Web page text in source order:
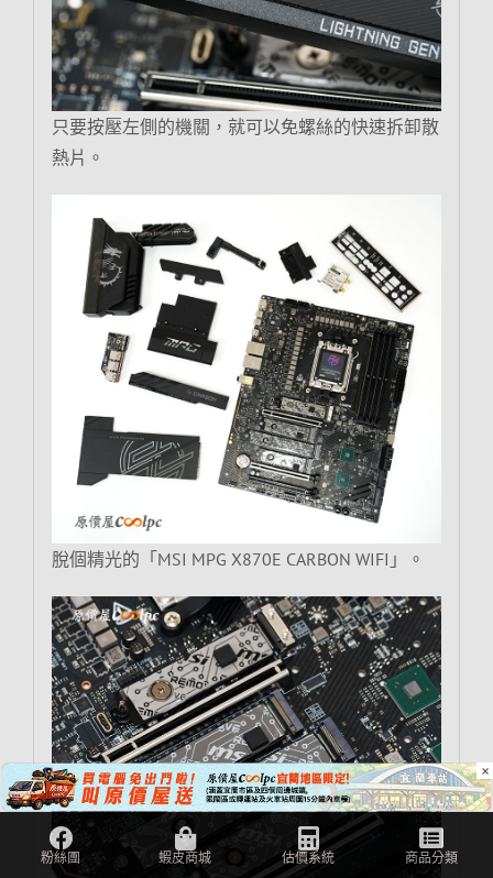
只要按壓左側的機關，就可以免螺絲的快速拆卸散
熱片。
脫個精光的「MSI MPG X870E CARBON WIFI」。
×